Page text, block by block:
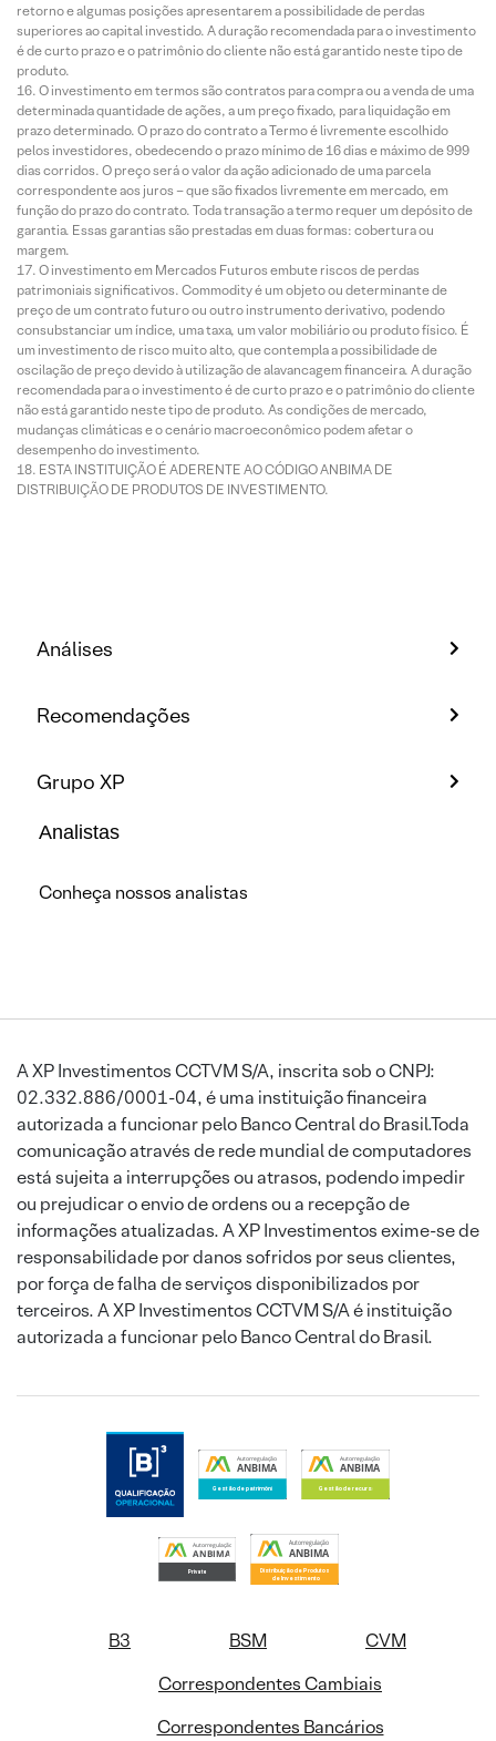
retorno e algumas posições apresentarem a possibilidade de perdas
superiores ao capital investido. A duração recomendada para o investimento
é de curto prazo e o patrimônio do cliente não está garantido neste tipo de
produto.
O investimento em termos são contratos para compra ou a venda de uma
determinada quantidade de ações, a um preço fixado, para liquidação em
prazo determinado. O prazo do contrato a Termo é livremente escolhido
pelos investidores, obedecendo o prazo mínimo de 16 dias e máximo de 999
dias corridos. O preço será o valor da ação adicionado de uma parcela
correspondente aos juros – que são fixados livremente em mercado, em
função do prazo do contrato. Toda transação a termo requer um depósito de
garantia. Essas garantias são prestadas em duas formas: cobertura ou
margem.
O investimento em Mercados Futuros embute riscos de perdas
patrimoniais significativos. Commodity é um objeto ou determinante de
preço de um contrato futuro ou outro instrumento derivativo, podendo
consubstanciar um índice, uma taxa, um valor mobiliário ou produto físico. É
um investimento de risco muito alto, que contempla a possibilidade de
oscilação de preço devido à utilização de alavancagem financeira. A duração
recomendada para o investimento é de curto prazo e o patrimônio do cliente
não está garantido neste tipo de produto. As condições de mercado,
mudanças climáticas e o cenário macroeconômico podem afetar o
desempenho do investimento.
ESTA INSTITUIÇÃO É ADERENTE AO CÓDIGO ANBIMA DE
DISTRIBUIÇÃO DE PRODUTOS DE INVESTIMENTO.
Análises
Recomendações
Grupo XP
Analistas
Conheça nossos analistas
A XP Investimentos CCTVM S/A, inscrita sob o CNPJ:
02.332.886/0001-04, é uma instituição financeira
autorizada a funcionar pelo Banco Central do Brasil.Toda
comunicação através de rede mundial de computadores
está sujeita a interrupções ou atrasos, podendo impedir
ou prejudicar o envio de ordens ou a recepção de
informações atualizadas. A XP Investimentos exime-se de
responsabilidade por danos sofridos por seus clientes,
por força de falha de serviços disponibilizados por
terceiros. A XP Investimentos CCTVM S/A é instituição
autorizada a funcionar pelo Banco Central do Brasil.
B3 BSM
CVM
Correspondentes Cambiais
Correspondentes Bancários